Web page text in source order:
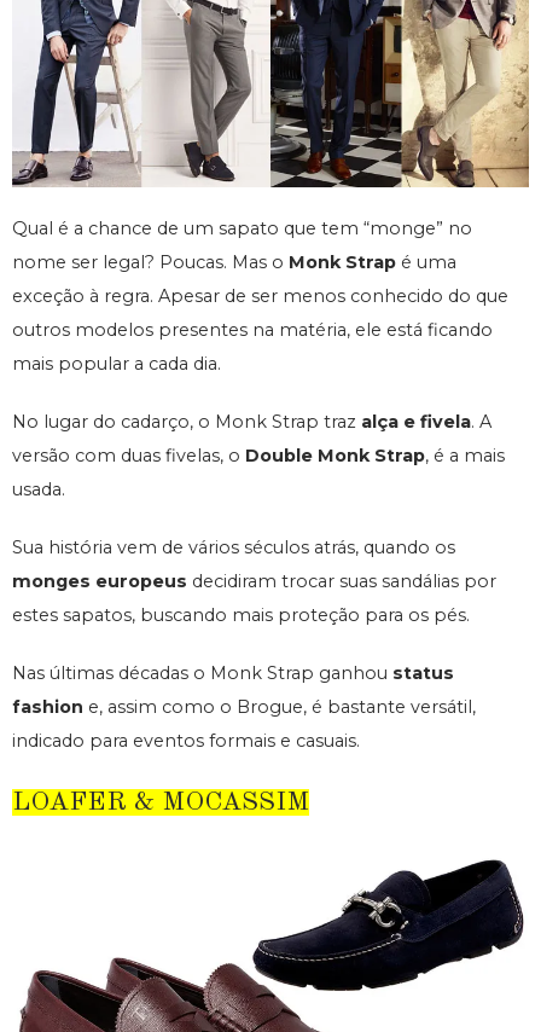
Qual é a chance de um sapato que tem “monge” no
nome ser legal? Poucas. Mas o Monk Strap é uma
exceção à regra. Apesar de ser menos conhecido do que
outros modelos presentes na matéria, ele está ficando
mais popular a cada dia.
No lugar do cadarço, o Monk Strap traz alça e fivela. A
versão com duas fivelas, o Double Monk Strap, é a mais
usada.
Sua história vem de vários séculos atrás, quando os
monges europeus decidiram trocar suas sandálias por
estes sapatos, buscando mais proteção para os pés.
Nas últimas décadas o Monk Strap ganhou status
fashion e, assim como o Brogue, é bastante versátil,
indicado para eventos formais e casuais.
LOAFER & MOCASSIM